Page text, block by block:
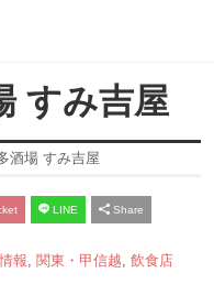
すみ吉屋
酒場 すみ吉屋
LINE Share
報 関東・甲信越 飲食店